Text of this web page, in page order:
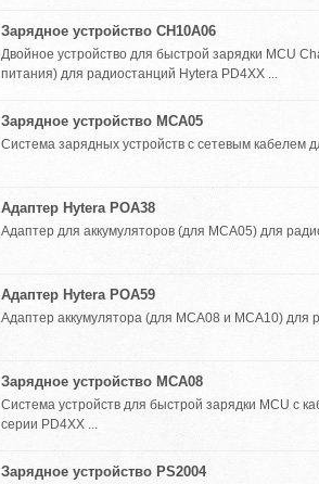
Зарядное устройство CH10A06
Двойное устройство для быстрой зарядки MCU
питания) для радиостанций Hytera PD4XX ...
Зарядное устройство MCA05
Система зарядных устройств с сетевым кабелем
Адаптер Hytera POA38
Адаптер для аккумуляторов (для MCA05) для
Адаптер Hytera POA59
Адаптер аккумулятора (для MCA08 и MCA10) для
Зарядное устройство MCA08
Система устройств для быстрой зарядки MCU с
серии PD4XX ...
Зарядное устройство PS2004